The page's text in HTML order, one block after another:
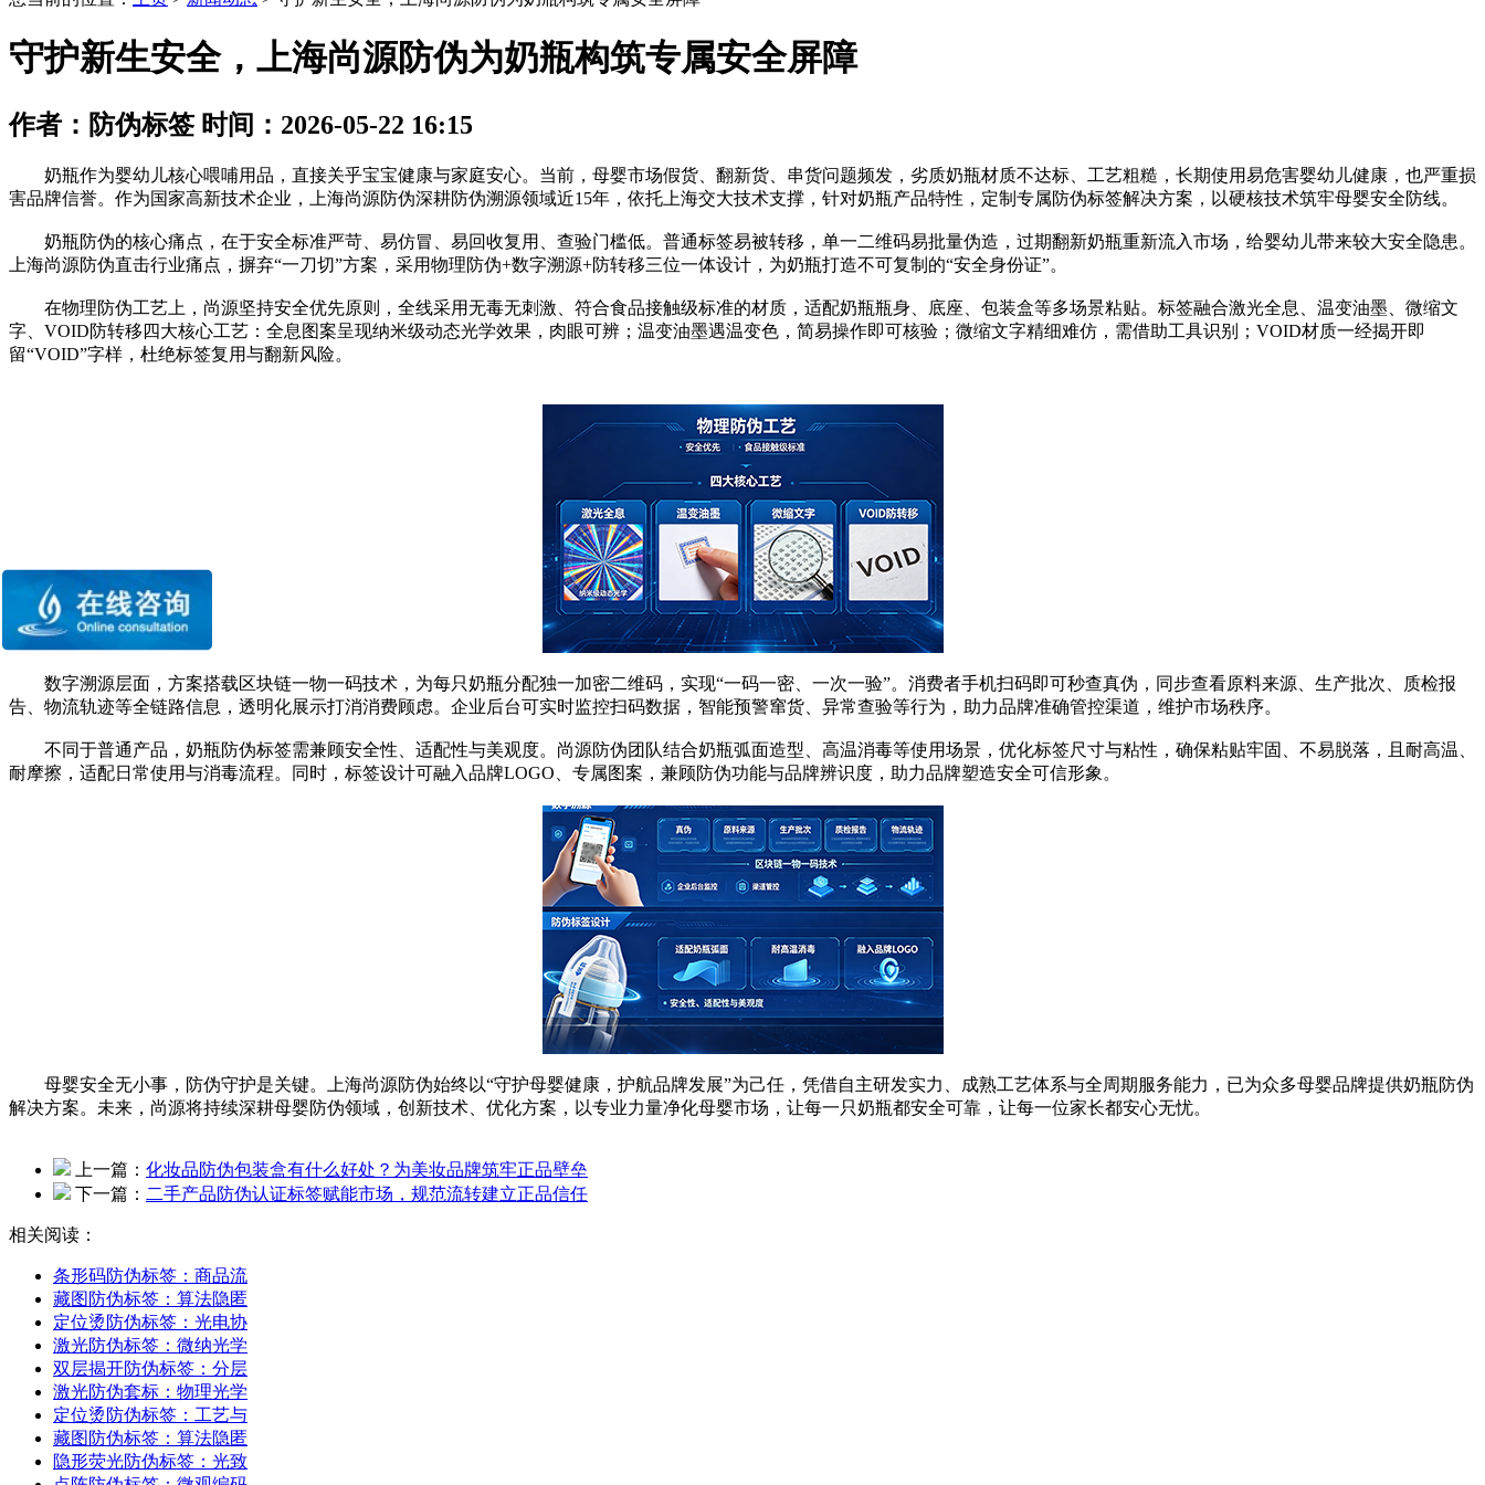
守护新生安全，上海尚源防伪为奶瓶构筑专属安全屏障
作者：防伪标签 时间：2026-05-22 16:15
奶瓶作为婴幼儿核心喂哺用品，直接关乎宝宝健康与家庭安心。当前，母婴市场假货、翻新货、串货问题频发，劣质奶瓶材质不达标、工艺粗糙，长期使用易危害婴幼儿健康，也严重损
害品牌信誉。作为国家高新技术企业，上海尚源防伪深耕防伪溯源领域近15年，依托上海交大技术支撑，针对奶瓶产品特性，定制专属防伪标签解决方案，以硬核技术筑牢母婴安全防线。
奶瓶防伪的核心痛点，在于安全标准严苛、易仿冒、易回收复用、查验门槛低。普通标签易被转移，单一二维码易批量伪造，过期翻新奶瓶重新流入市场，给婴幼儿带来较大安全隐患。
上海尚源防伪直击行业痛点，摒弃“一刀切”方案，采用物理防伪+数字溯源+防转移三位一体设计，为奶瓶打造不可复制的“安全身份证”。
在物理防伪工艺上，尚源坚持安全优先原则，全线采用无毒无刺激、符合食品接触级标准的材质，适配奶瓶瓶身、底座、包装盒等多场景粘贴。标签融合激光全息、温变油墨、微缩文
字、VOID防转移四大核心工艺：全息图案呈现纳米级动态光学效果，肉眼可辨；温变油墨遇温变色，简易操作即可核验；微缩文字精细难仿，需借助工具识别；VOID材质一经揭开即
留“VOID”字样，杜绝标签复用与翻新风险。
数字溯源层面，方案搭载区块链一物一码技术，为每只奶瓶分配独一加密二维码，实现“一码一密、一次一验”。消费者手机扫码即可秒查真伪，同步查看原料来源、生产批次、质检报
告、物流轨迹等全链路信息，透明化展示打消消费顾虑。企业后台可实时监控扫码数据，智能预警窜货、异常查验等行为，助力品牌准确管控渠道，维护市场秩序。
不同于普通产品，奶瓶防伪标签需兼顾安全性、适配性与美观度。尚源防伪团队结合奶瓶弧面造型、高温消毒等使用场景，优化标签尺寸与粘性，确保粘贴牢固、不易脱落，且耐高温、
耐摩擦，适配日常使用与消毒流程。同时，标签设计可融入品牌LOGO、专属图案，兼顾防伪功能与品牌辨识度，助力品牌塑造安全可信形象。
母婴安全无小事，防伪守护是关键。上海尚源防伪始终以“守护母婴健康，护航品牌发展”为己任，凭借自主研发实力、成熟工艺体系与全周期服务能力，已为众多母婴品牌提供奶瓶防伪
解决方案。未来，尚源将持续深耕母婴防伪领域，创新技术、优化方案，以专业力量净化母婴市场，让每一只奶瓶都安全可靠，让每一位家长都安心无忧。
上一篇： 化妆品防伪包装盒有什么好处？为美妆品牌筑牢正品壁垒
下一篇： 二手产品防伪认证标签赋能市场，规范流转建立正品信任
相关阅读：
条形码防伪标签：商品流
藏图防伪标签：算法隐匿
定位烫防伪标签：光电协
激光防伪标签：微纳光学
双层揭开防伪标签：分层
激光防伪套标：物理光学
定位烫防伪标签：工艺与
藏图防伪标签：算法隐匿
隐形荧光防伪标签：光致